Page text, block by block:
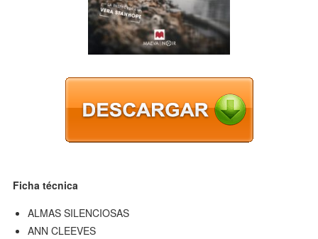
Ficha técnica
ALMAS SILENCIOSAS
ANN CLEEVES